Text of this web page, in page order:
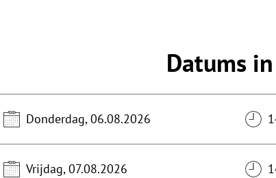
Datums
Donderdag, 06.08.2026
Vrijdag, 07.08.2026